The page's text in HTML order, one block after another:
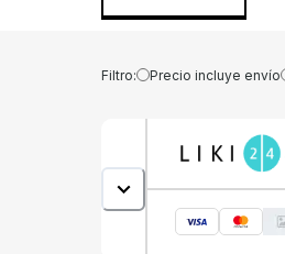
Filtro: Precio incluye envío